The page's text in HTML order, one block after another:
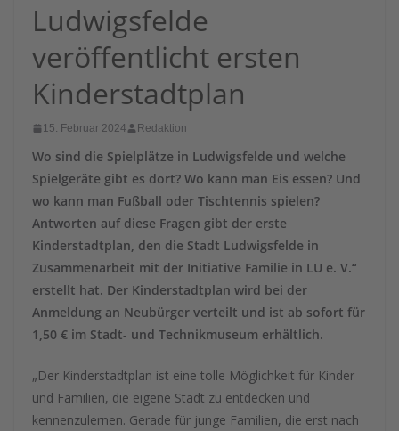
Ludwigsfelde
veröffentlicht ersten
Kinderstadtplan
15. Februar 2024 Redaktion
Wo sind die Spielplätze in Ludwigsfelde und welche
Spielgeräte gibt es dort? Wo kann man Eis essen? Und
wo kann man Fußball oder Tischtennis spielen?
Antworten auf diese Fragen gibt der erste
Kinderstadtplan, den die Stadt Ludwigsfelde in
Zusammenarbeit mit der Initiative Familie in LU e. V.“
erstellt hat. Der Kinderstadtplan wird bei der
Anmeldung an Neubürger verteilt und ist ab sofort für
1,50 € im Stadt- und Technikmuseum erhältlich.
„Der Kinderstadtplan ist eine tolle Möglichkeit für Kinder
und Familien, die eigene Stadt zu entdecken und
kennenzulernen. Gerade für junge Familien, die erst nach